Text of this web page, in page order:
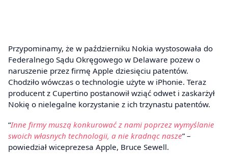
Przypominamy, że w październiku Nokia wystosowała do
Federalnego Sądu Okręgowego w Delaware pozew o
naruszenie przez firmę Apple dziesięciu patentów.
Chodziło wówczas o technologie użyte w iPhonie. Teraz
producent z Cupertino postanowił wziąć odwet i zaskarżył
Nokię o nielegalne korzystanie z ich trzynastu patentów.
“Inne firmy muszą konkurować z nami poprzez wymyślanie
swoich własnych technologii, a nie kradnąc nasze” –
powiedział wiceprezesa Apple, Bruce Sewell.